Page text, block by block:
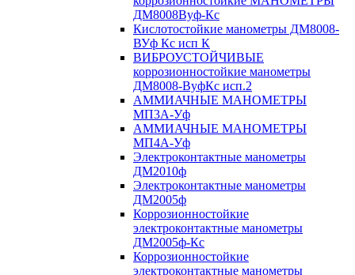
ДМ8008Вуф-Кс
Кислотостойкие манометры ДМ8008-
ВУф Кс исп К
ВИБРОУСТОЙЧИВЫЕ
коррозионностойкие манометры
ДМ8008-ВуфКс исп.2
АММИАЧНЫЕ МАНОМЕТРЫ
МП3А-Уф
АММИАЧНЫЕ МАНОМЕТРЫ
МП4А-Уф
Электроконтактные манометры
ДМ2010ф
Электроконтактные манометры
ДМ2005ф
Коррозионностойкие
электроконтактные манометры
ДМ2005ф-Кс
Коррозионностойкие
электроконтактные манометры